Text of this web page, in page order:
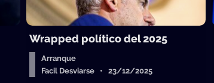
Wrapped político del 2025
Arranque
Facil Desviarse • 23/12/2025